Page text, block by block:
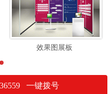
效果图展板
一键拨号